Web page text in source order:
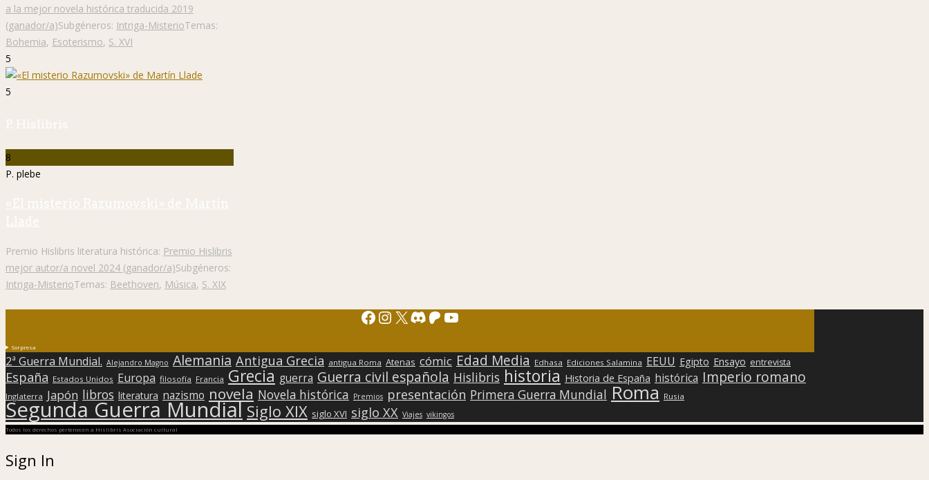
a la mejor novela histórica traducida 2019
(ganador/a)Subgéneros: Intriga-MisterioTemas:
Bohemia, Esoterismo, S. XVI
5
5
P. Hislibris
8
P. plebe
«El misterio Razumovski» de Martín
Llade
Premio Hislibris literatura histórica: Premio Hislibris
mejor autor/a novel 2024 (ganador/a)Subgéneros:
Intriga-MisterioTemas: Beethoven, Música, S. XIX
Facebook
Instagram
X Discord
Patreon
YouTube
Sorpresa
2ª Guerra Mundial. Alejandro Magno Alemania Antigua Grecia antigua Roma Atenas cómic Edad Media Edhasa Ediciones Salamina EEUU Egipto Ensayo entrevista
España Estados Unidos Europa filosofía Francia Grecia guerra Guerra civil española Hislibris historia Historia de España histórica Imperio romano
Inglaterra Japón libros literatura nazismo novela Novela histórica Premios presentación Primera Guerra Mundial Roma Rusia
Segunda Guerra Mundial Siglo XIX siglo XVI siglo XX Viajes vikingos
Todos los derechos pertenecen a Hislibris Asociación cultural
Sign In